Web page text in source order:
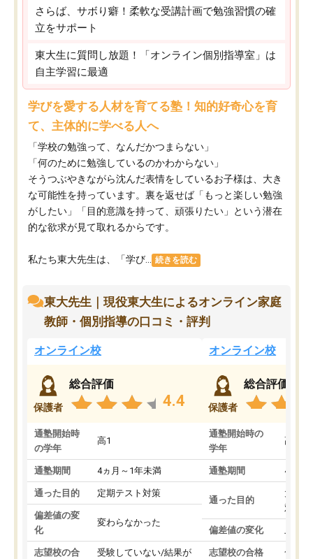
さらば、サボり癖！柔軟な受講計画で勉強習慣の確
立をサポート
東大生に質問し放題！「オンライン個別指導室」は
自主学習に最適
学びを愛する人材を育てる塾！知的好奇心を育
て、主体的に学べる人へ
「学校の勉強って、なんだかつまらない」
「何のために勉強しているのかわからない」
そうつぶやきながら沈んだ表情をしているお子様は、大き
な可能性を持っています。裏を返せば「もっと楽しい勉強
がしたい」「目的意識を持って、頑張りたい」という潜在
的な欲求が見て取れるからです。
私たち東大先生は、「学び... 続きを読む
東大先生｜現役東大生によるオンライン家庭
教師・個別指導の口コミ・評判
オンライン校
保護者
総合評価
4.4
通塾開始時
の学年
高1
通塾期間 4ヵ月～1年未満
通った目的 定期テスト対策
偏差値の変
化
変わらなかった
志望校の合
受験していない/結果が
オンライン校
保護者
総合評価
通塾開始時の
学年
高3
通塾期間 4ヵ月
通った目的
大学
対策
偏差値の変化 上が
志望校の合格 合格